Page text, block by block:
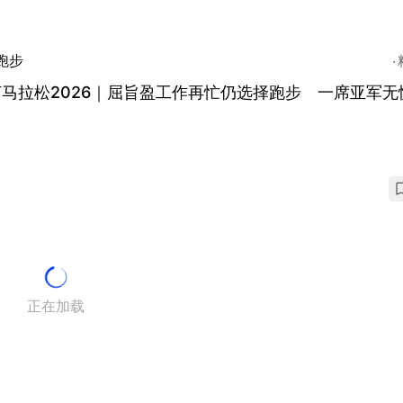
步
拉松2026｜屈旨盈工作再忙仍选择跑步 一席亚军无
正在加载